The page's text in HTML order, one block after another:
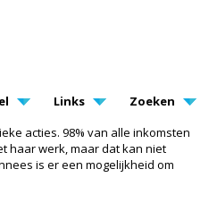
Links Zoeken
acties. 98% van alle inkomsten
haar werk, maar dat kan niet
is er een mogelijkheid om